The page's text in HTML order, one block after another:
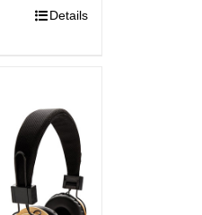
Details